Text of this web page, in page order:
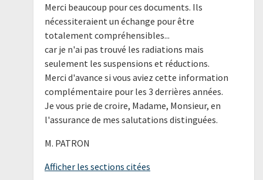
Merci beaucoup pour ces documents. Ils
nécessiteraient un échange pour être
totalement compréhensibles...
car je n'ai pas trouvé les radiations mais
seulement les suspensions et réductions.
Merci d'avance si vous aviez cette information
complémentaire pour les 3 derrières années.
Je vous prie de croire, Madame, Monsieur, en
l'assurance de mes salutations distinguées.
M. PATRON
Afficher les sections citées